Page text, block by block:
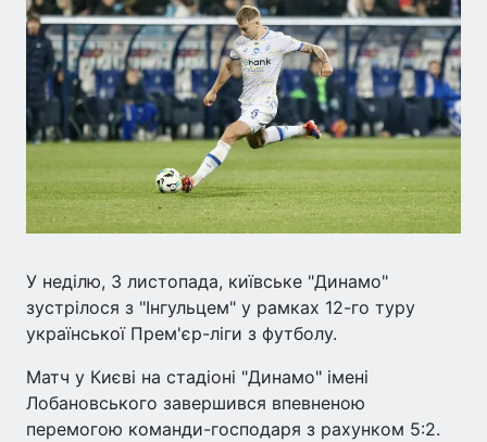
У неділю, 3 листопада, київське "Динамо"
зустрілося з "Інгульцем" у рамках 12-го туру
української Прем'єр-ліги з футболу.
Матч у Києві на стадіоні "Динамо" імені
Лобановського завершився впевненою
перемогою команди-господаря з рахунком 5:2.